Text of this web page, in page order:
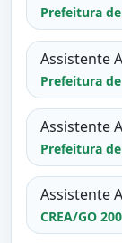
Prefeitura
Assistente
Prefeitura
Assistente
Prefeitura
Assistente
CREA/GO